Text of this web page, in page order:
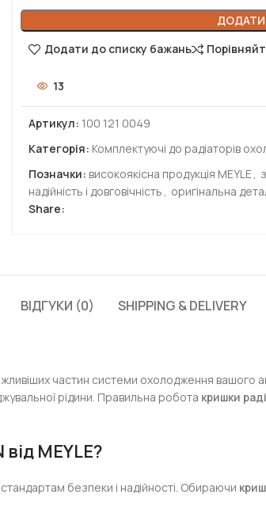
Додати до списку бажань
13
Артикул: 100 121 0049
Категорія: Комплектуючі до радіаторів
Позначки: високоякісна продукція MEYLE,
надійність і довговічність , оригінальна
Share:
ВІДГУКИ (0) SHIPPING & DELIVERY
частин системи охолодження вашого
рідини. Правильна робота кришки
MEYLE?
стандартам безпеки і надійності. Обираючи